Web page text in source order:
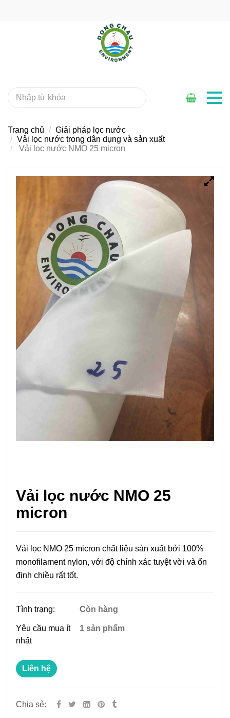
Vải lọc nước NMO 25
micron
Vải lọc NMO 25 micron chất liệu sản xuất bởi 100%
monofilament nylon, với độ chính xác tuyệt vời và ổn
định chiều rất tốt.
Tình trạng: Còn hàng
Yêu cầu mua ít
nhất
1 sản phẩm
Liên hệ
Chia sẻ:
Trang chủ
Giải pháp lọc nước
Vải lọc nước trong dân dụng và sản xuất
Vải lọc nước NMO 25 micron